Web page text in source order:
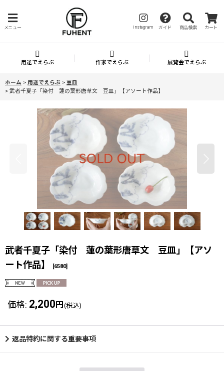
メニュー instagram ガイド 商品検索 カート
用途でえらぶ 作家でえらぶ 展覧会でえらぶ
ホーム > 用途でえらぶ > 豆皿
> 武者千夏子「染付 蓮の葉形唐草文 豆皿」【アソート作品】
武者千夏子「染付 蓮の葉形唐草文 豆皿」【アソ
ート作品】
[6580]
価格: 2,200 円 (税込)
返品特約に関する重要事項